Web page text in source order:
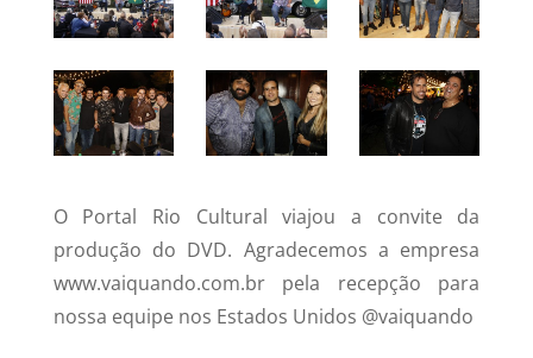
O Portal Rio Cultural viajou a convite da
produção do DVD. Agradecemos a empresa
www.vaiquando.com.br pela recepção para
nossa equipe nos Estados Unidos @vaiquando